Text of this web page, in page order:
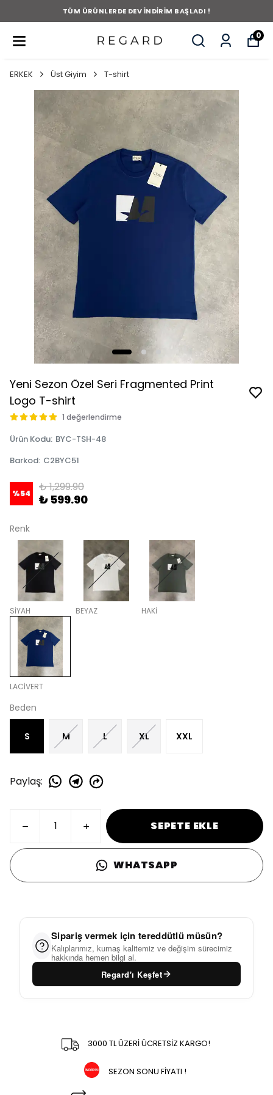
TÜM ÜRÜNLERDE DEV İNDİRİM BAŞLADI !
0
ERKEK Üst Giyim T-shirt
Yeni Sezon Özel Seri Fragmented Print
Logo T-shirt
1 değerlendirme
Ürün Kodu: BYC-TSH-48
Barkod: C2BYC51
%54 ₺ 1,299.90
₺ 599.90
Renk
SİYAH BEYAZ HAKİ
LACİVERT
Beden
S M L XL XXL
Paylaş:
SEPETE EKLE
WHATSAPP
Sipariş vermek için tereddütlü müsün?
Kalıplarımız, kumaş kalitemiz ve değişim sürecimiz
hakkında hemen bilgi al.
Regard'ı Keşfet
3000 TL ÜZERİ ÜCRETSİZ KARGO!
SEZON SONU FİYATI !